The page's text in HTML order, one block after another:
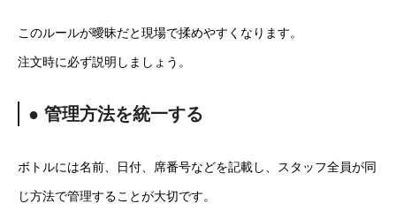
このルールが曖昧だと現場で揉めやすくなります。
注文時に必ず説明しましょう。
● 管理方法を統一する
ボトルには名前、日付、席番号などを記載し、スタッフ全員が同
じ方法で管理することが大切です。